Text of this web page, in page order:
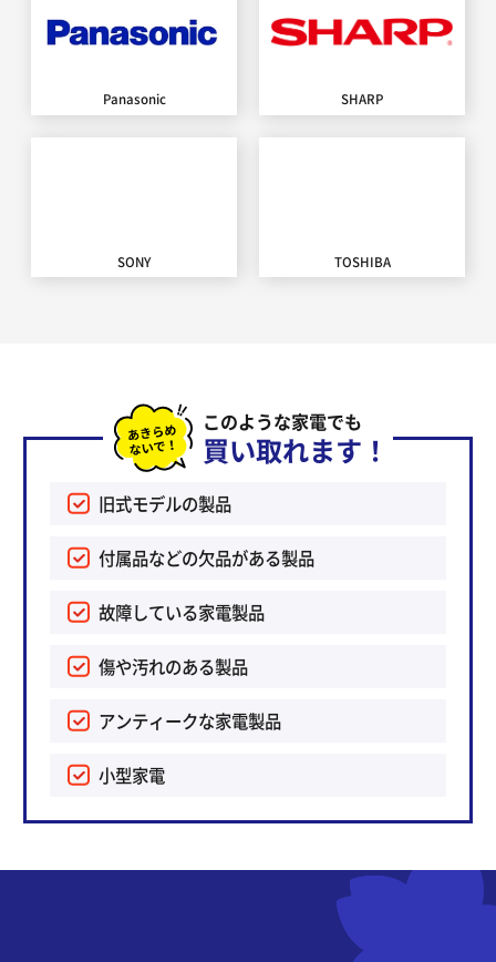
Panasonic SHARP
SONY TOSHIBA
このような家電でも
買い取れます！
旧式モデルの製品
付属品などの欠品がある製品
故障している家電製品
傷や汚れのある製品
アンティークな家電製品
小型家電